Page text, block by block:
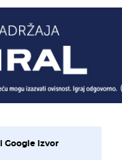
Google izvor